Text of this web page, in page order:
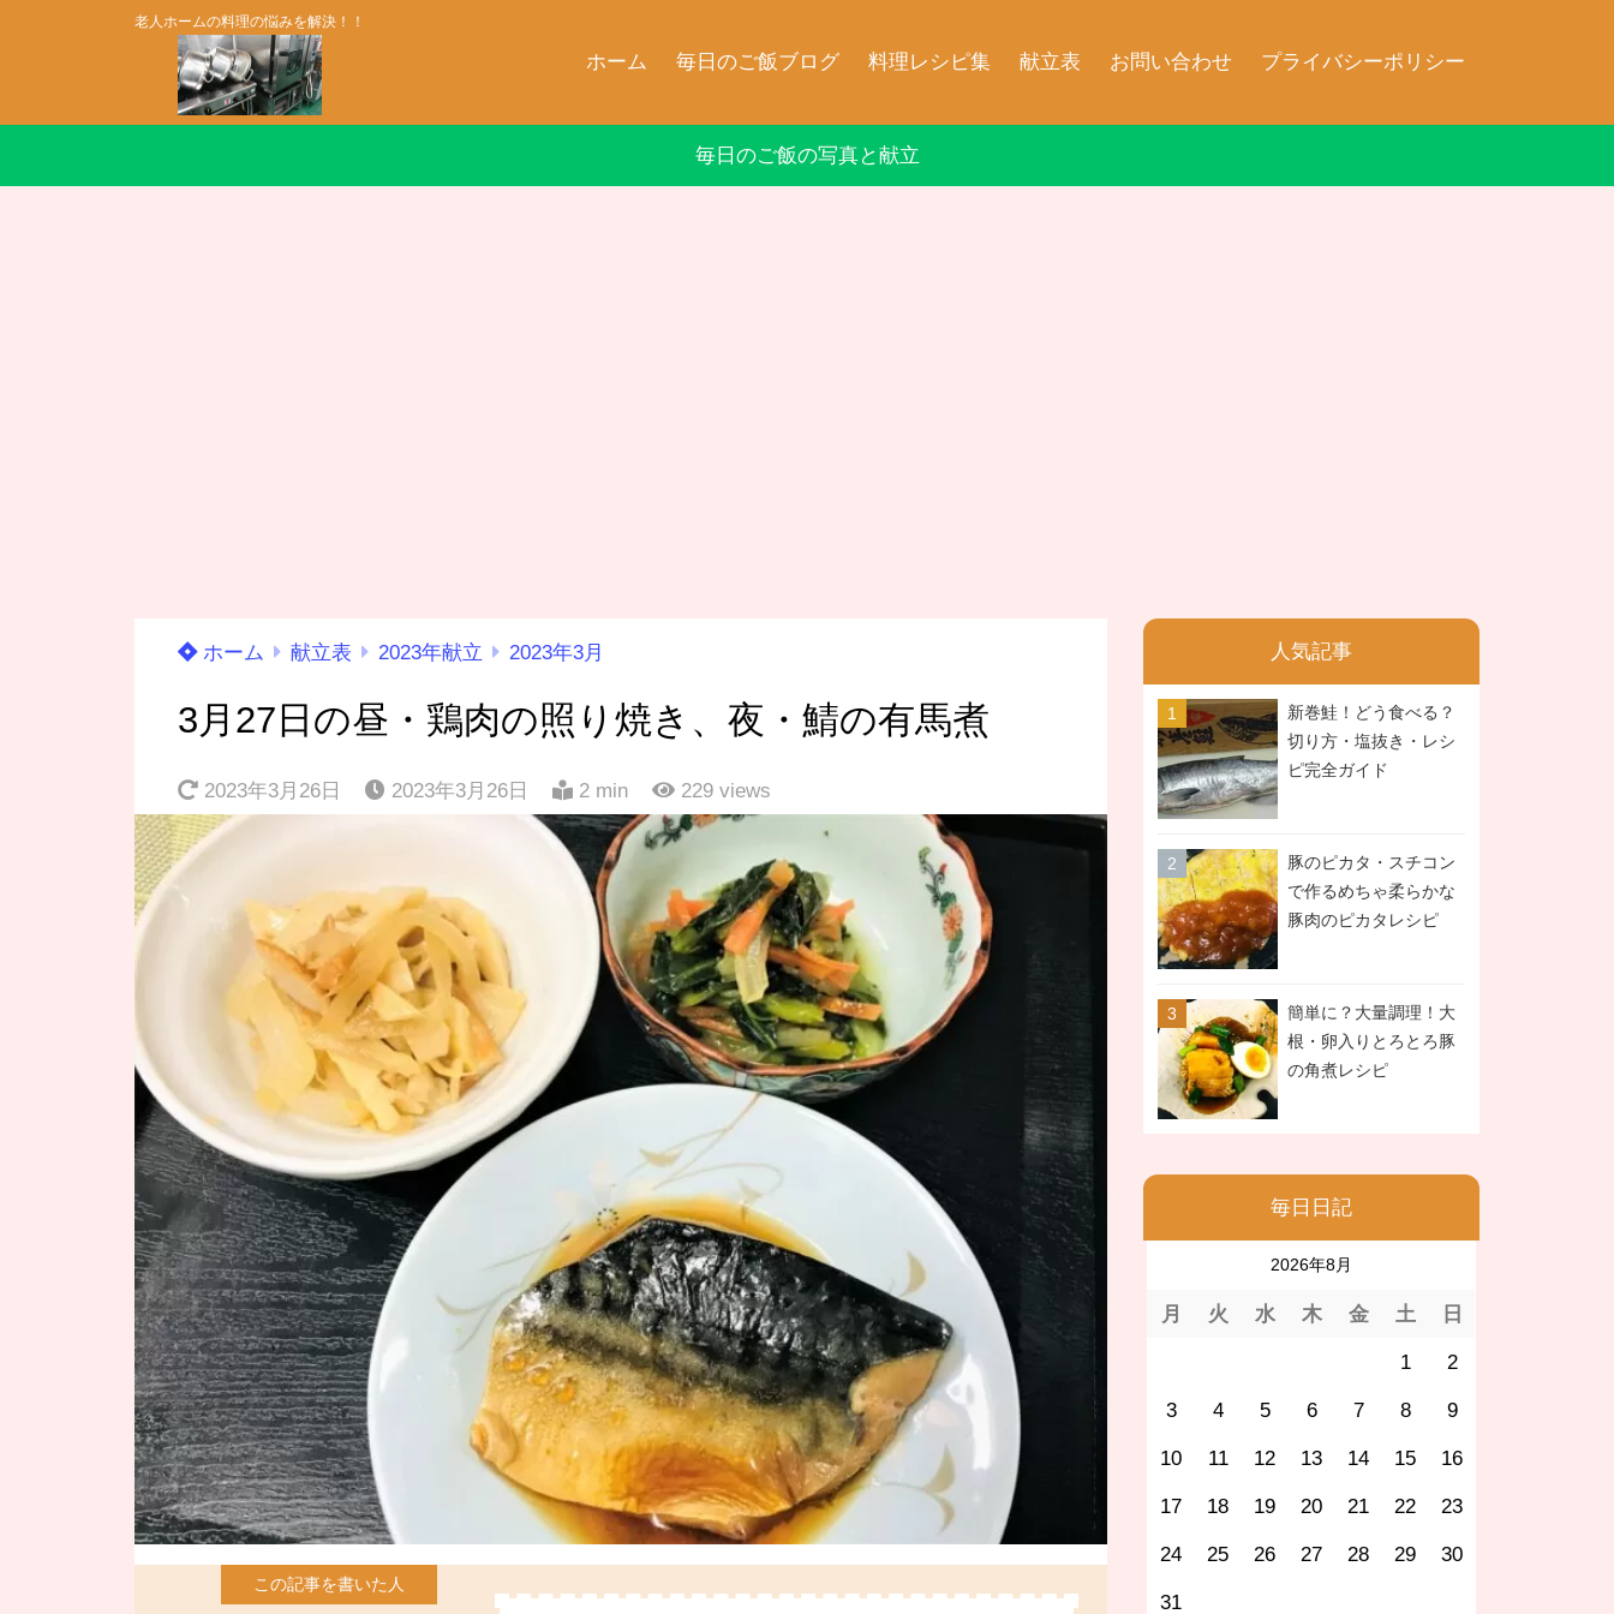
老人ホームの料理の悩みを解決！！
ホーム 毎日のご飯ブログ 料理レシピ集 献立表 お問い合わせ プライバシーポリシー
毎日のご飯の写真と献立
ホーム 献立表 2023年献立 2023年3月
3月27日の昼・鶏肉の照り焼き、夜・鯖の有馬煮
2023年3月26日 2023年3月26日 2 min 229 views
人気記事
新巻鮭！どう食べる？
切り方・塩抜き・レシ
ピ完全ガイド
豚のピカタ・スチコン
で作るめちゃ柔らかな
豚肉のピカタレシピ
簡単に？大量調理！大
根・卵入りとろとろ豚
の角煮レシピ
毎日日記
2026年8月
月 火 水 木 金 土 日
1 2
3 4 5 6 7 8 9
10 11 12 13 14 15 16
17 18 19 20 21 22 23
24 25 26 27 28 29 30
31